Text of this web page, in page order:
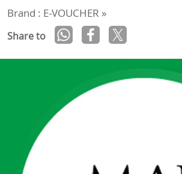
Brand : E-VOUCHER »
Share to